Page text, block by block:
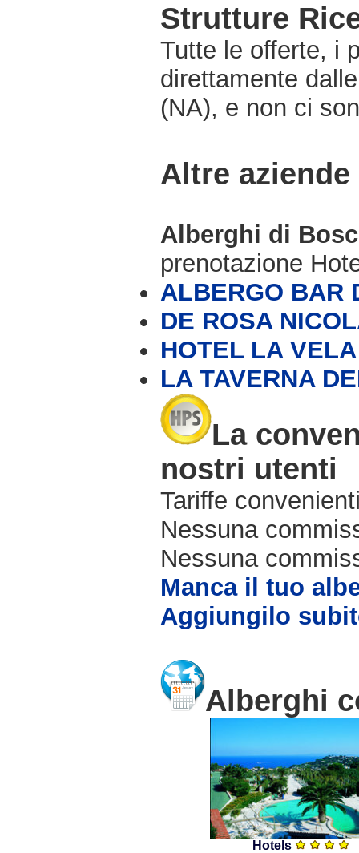
Strutture
Tutte le offerte, i
direttamente
(NA), e non ci
Altre
Alberghi di
prenotazione
ALBERGO BAR
DE ROSA
HOTEL LA
LA TAVERNA
La
nostri utenti
Tariffe
Nessuna
Nessuna
Manca il tuo
Aggiungilo
Alberghi
Hotels